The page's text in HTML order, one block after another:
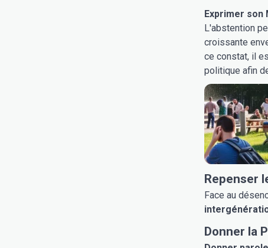
Exprimer son
L'abstention
croissante
ce constat, il
politique afin
Repenser
Face au
Donner la